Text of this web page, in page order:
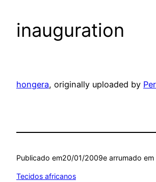
inauguration
hongera, originally uploaded by
Publicado em20/01/2009e arrumado em
Tecidos africanos